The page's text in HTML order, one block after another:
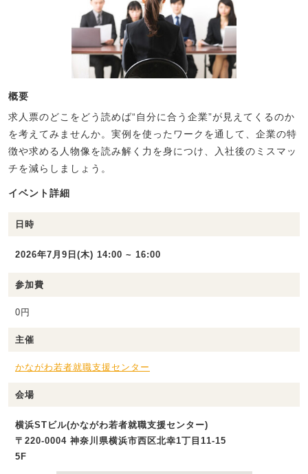
概要
求人票のどこをどう読めば“自分に合う企業”が見えてくるのか
を考えてみませんか。実例を使ったワークを通して、企業の特
徴や求める人物像を読み解く力を身につけ、入社後のミスマッ
チを減らしましょう。
イベント詳細
日時
2026年7月9日(木) 14:00 ~ 16:00
参加費
0円
主催
かながわ若者就職支援センター
会場
横浜STビル(かながわ若者就職支援センター)
〒220-0004 神奈川県横浜市西区北幸1丁目11-15
5F